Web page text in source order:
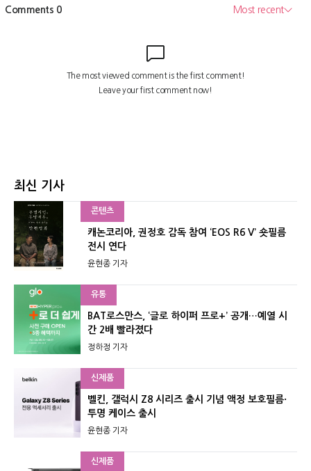
최신 기사
콘텐츠
캐논코리아, 권정호 감독 참여 ‘EOS R6 V’ 숏필름
전시 연다
윤현종 기자
유통
BAT로스만스, ‘글로 하이퍼 프로+’ 공개…예열 시
간 2배 빨라졌다
정하정 기자
신제품
벨킨, 갤럭시 Z8 시리즈 출시 기념 액정 보호필름·
투명 케이스 출시
윤현종 기자
신제품